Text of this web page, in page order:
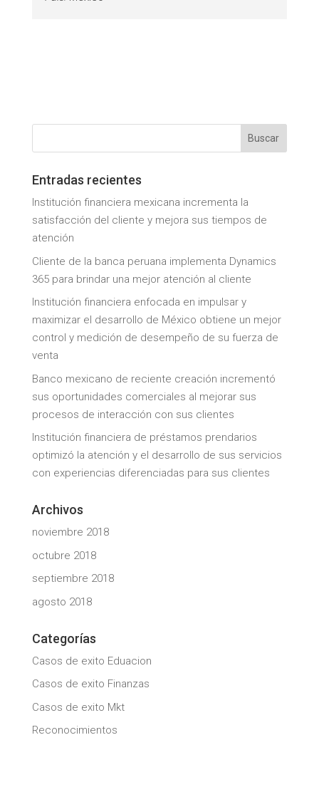
Entradas recientes
Institución financiera mexicana incrementa la
satisfacción del cliente y mejora sus tiempos de
atención
Cliente de la banca peruana implementa Dynamics
365 para brindar una mejor atención al cliente
Institución financiera enfocada en impulsar y
maximizar el desarrollo de México obtiene un mejor
control y medición de desempeño de su fuerza de
venta
Banco mexicano de reciente creación incrementó
sus oportunidades comerciales al mejorar sus
procesos de interacción con sus clientes
Institución financiera de préstamos prendarios
optimizó la atención y el desarrollo de sus servicios
con experiencias diferenciadas para sus clientes
Archivos
noviembre 2018
octubre 2018
septiembre 2018
agosto 2018
Categorías
Casos de exito Eduacion
Casos de exito Finanzas
Casos de exito Mkt
Reconocimientos